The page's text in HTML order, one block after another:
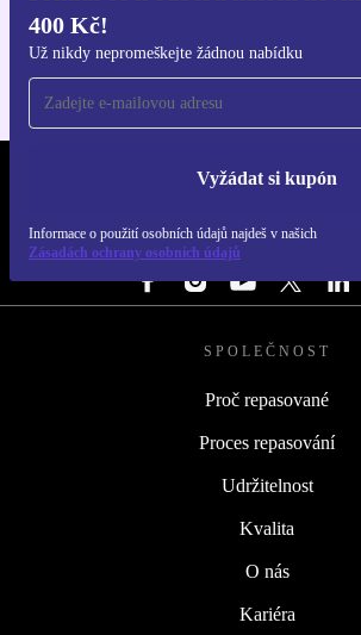
400 Kč!
Už nikdy nepromeškejte žádnou nabídku
Vyžádat si kupón
Informace o použití osobních údajů najdeš v našich
Zásadách ochrany osobních údajů
REFURBED ČESKO -
SLEDUJ NÁS
SPOLEČNOST
Proč repasované
Proces repasování
Udržitelnost
Kvalita
O nás
Kariéra